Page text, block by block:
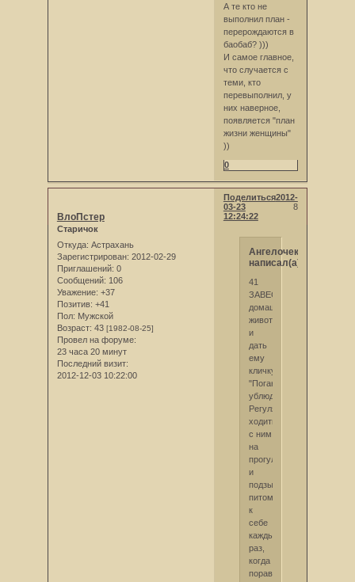
А те кто не
выполнил план -
перерождаются в
баобаб? )))
И самое главное,
что случается с
теми, кто
перевыполнил, у
них наверное,
появляется "план
жизни женщины"
))
0
Поделиться
8
2012-
03-23
12:24:22
ВлоПстер
Старичок
Откуда: Астрахань
Зарегистрирован: 2012-02-29
Приглашений: 0
Сообщений: 106
Уважение: +37
Позитив: +41
Пол: Мужской
Возраст: 43 [1982-08-25]
Провел на форуме:
23 часа 20 минут
Последний визит:
2012-12-03 10:22:00
Ангелочек
написал(а):
41
ЗАВЕСТИ
домашнее
животное
и
дать
ему
кличку
"Поганый
ублюдок".
Регулярно
ходить
с ним
на
прогулку
и
подзывать
питомца
к
себе
каждый
раз,
когда
поравняешься